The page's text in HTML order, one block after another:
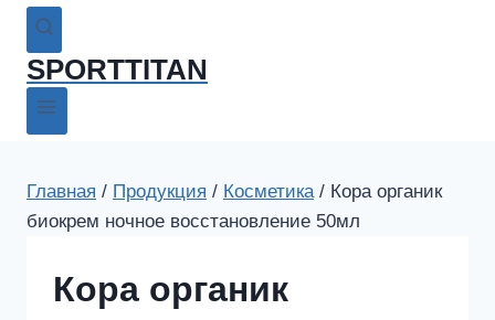
SPORTTITAN
Главная / Продукция / Косметика / Кора органик
биокрем ночное восстановление 50мл
Кора органик